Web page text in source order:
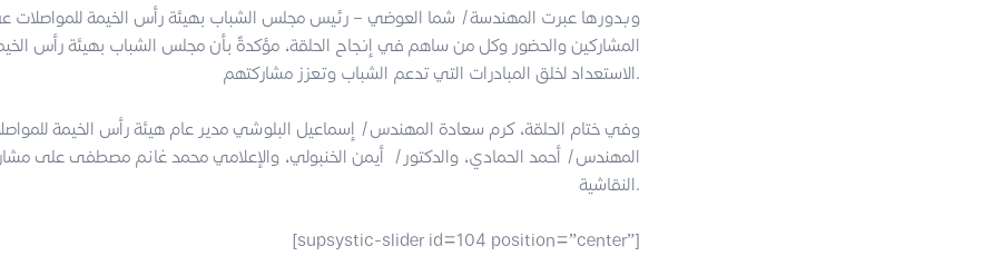
وبدورها عبرت المهندسة/ شما العوضي – رئيس مجلس الشباب بهيئة رأس الخيمة للمواصلات
المشاركين والحضور وكل من ساهم في إنجاح الحلقة، مؤكدةً بأن مجلس الشباب بهيئة رأس
الاستعداد لخلق المبادرات التي تدعم الشباب وتعزز مشاركتهم.
وفي ختام الحلقة، كرم سعادة المهندس/ إسماعيل البلوشي مدير عام هيئة رأس الخيمة
المهندس/ أحمد الحمادي، والدكتور/ أيمن الخنبولي، والإعلامي محمد غانم مصطفى على
النقاشية.
[supsystic-slider id=104 position=”center”]